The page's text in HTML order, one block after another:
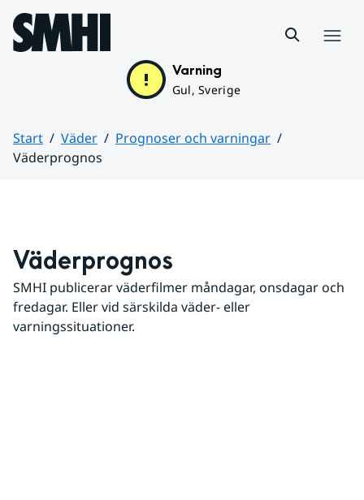
Hoppa till sidans innehåll
Varning
Gul, Sverige
Start Väder
Prognoser och varningar
Väderprognos
Väderprognos
SMHI publicerar väderfilmer måndagar, onsdagar och
fredagar. Eller vid särskilda väder- eller
varningssituationer.